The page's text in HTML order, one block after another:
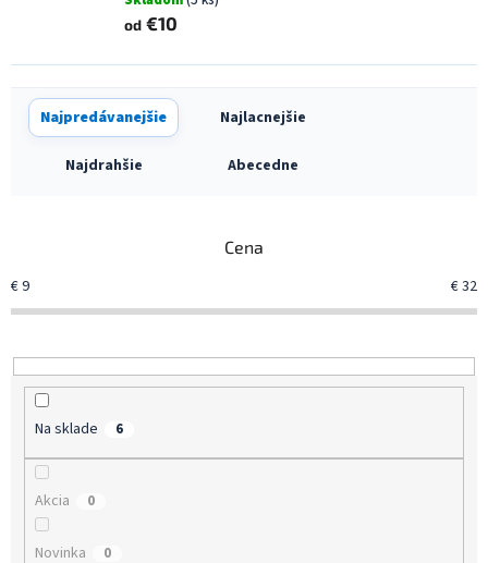
od €10
R
a
p
u
k
t
v
Najpredávanejšie Najlacnejšie
Najdrahšie Abecedne
Cena
€9 €32
Na sklade 6
Akcia 0
Novinka 0